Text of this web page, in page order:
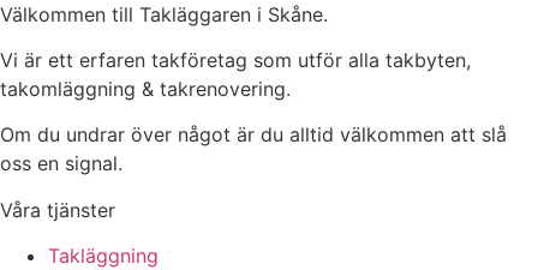
Välkommen till Takläggaren i Skåne.
Vi är ett erfaren takföretag som utför alla takbyten,
takomläggning & takrenovering.
Om du undrar över något är du alltid välkommen att slå
oss en signal.
Våra tjänster
Takläggning